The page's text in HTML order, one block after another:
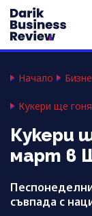
Начало
Кукери ще
Кукери
март в
съвпада с